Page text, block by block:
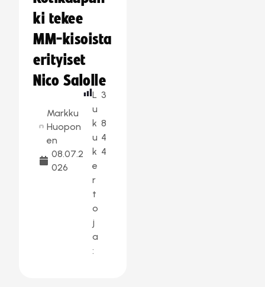
ki tekee
MM-kisoista
erityiset
Nico Salolle
Markku
Huopon
en
08.07.2
026
L
u
k
u
k
e
r
t
o
j
a
:
3
8
4
4